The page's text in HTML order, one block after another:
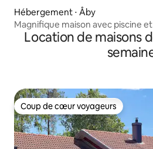
Hébergement ⋅ Åby
Magnifique maison avec piscine
d'un lac et de la nature
Location de maisons
Coup de cœur voyageurs
Coup de cœur voyageurs